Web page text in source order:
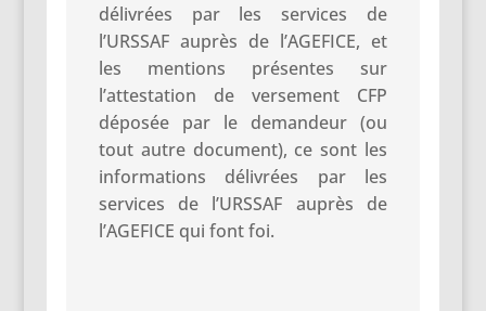
délivrées par les services de
l’URSSAF auprès de l’AGEFICE, et
les mentions présentes sur
l’attestation de versement CFP
déposée par le demandeur (ou
tout autre document), ce sont les
informations délivrées par les
services de l’URSSAF auprès de
l’AGEFICE qui font foi.